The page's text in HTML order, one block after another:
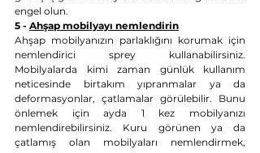
engel olun.
5 - Ahşap mobilyayı nemlendirin
Ahşap mobilyanızın parlaklığını korumak için
nemlendirici sprey kullanabilirsiniz.
Mobilyalarda kimi zaman günlük kullanım
neticesinde birtakım yıpranmalar ya da
deformasyonlar, çatlamalar görülebilir. Bunu
önlemek için ayda 1 kez mobilyanızı
nemlendirebilirsiniz. Kuru görünen ya da
çatlamış olan mobilyaları nemlendirmek,